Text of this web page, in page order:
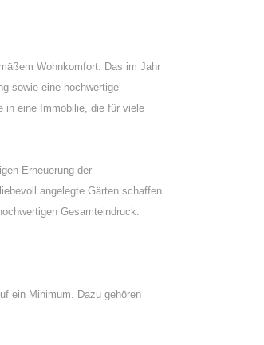
Wohnkomfort. Das im Jahr
sowie eine hochwertige
in eine Immobilie, die für viele
Erneuerung der
angelegte Gärten schaffen
Gesamteindruck.
ein Minimum. Dazu gehören